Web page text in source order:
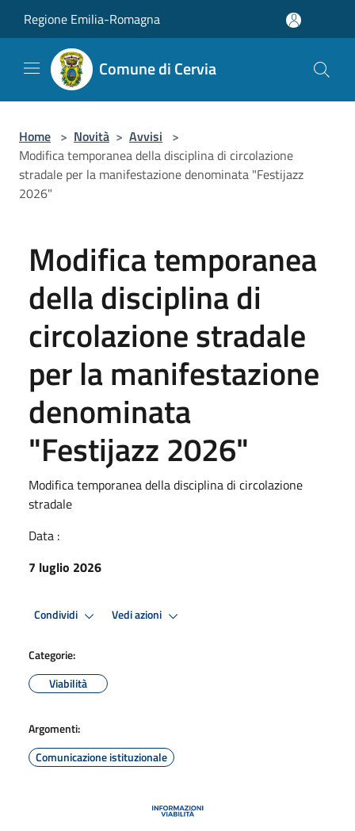
Regione Emilia-Romagna
Comune di Cervia
Home > Novità > Avvisi >
Modifica temporanea della disciplina di circolazione
stradale per la manifestazione denominata "Festijazz
2026"
Modifica temporanea
della disciplina di
circolazione stradale
per la manifestazione
denominata
"Festijazz 2026"
Modifica temporanea della disciplina di circolazione
stradale
Data :
7 luglio 2026
Condividi Vedi azioni
Categorie:
Viabilità
Argomenti:
Comunicazione istituzionale